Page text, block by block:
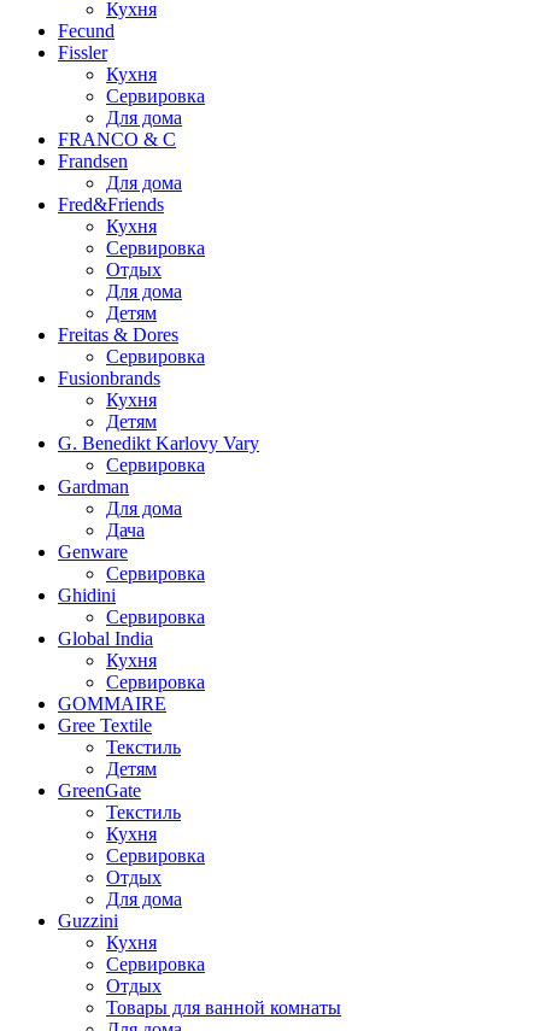
Кухня
Fecund
Fissler
Кухня
Сервировка
Для дома
FRANCO & C
Frandsen
Для дома
Fred&Friends
Кухня
Сервировка
Отдых
Для дома
Детям
Freitas & Dores
Сервировка
Fusionbrands
Кухня
Детям
G. Benedikt Karlovy Vary
Сервировка
Gardman
Для дома
Дача
Genware
Сервировка
Ghidini
Сервировка
Global India
Кухня
Сервировка
GOMMAIRE
Gree Textile
Текстиль
Детям
GreenGate
Текстиль
Кухня
Сервировка
Отдых
Для дома
Guzzini
Кухня
Сервировка
Отдых
Товары для ванной комнаты